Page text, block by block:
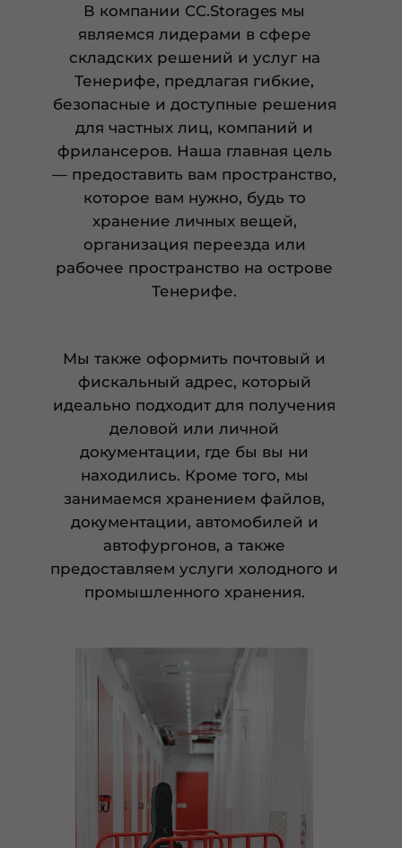
В компании CC.Storages мы
являемся лидерами в сфере
складских решений и услуг на
Тенерифе, предлагая гибкие,
безопасные и доступные решения
для частных лиц, компаний и
фрилансеров. Наша главная цель
— предоставить вам пространство,
которое вам нужно, будь то
хранение личных вещей,
организация переезда или
рабочее пространство на острове
Тенерифе.
Мы также оформить почтовый и
фискальный адрес, который
идеально подходит для получения
деловой или личной
документации, где бы вы ни
находились. Кроме того, мы
занимаемся хранением файлов,
документации, автомобилей и
автофургонов, а также
предоставляем услуги холодного и
промышленного хранения.